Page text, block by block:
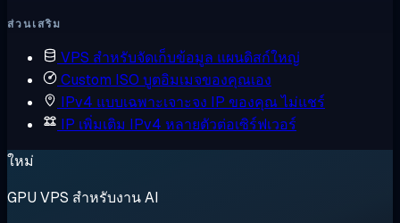
ส่วนเสริม
VPS สำหรับจัดเก็บข้อมูล แผนดิสก์ใหญ่
Custom ISO บูตอิมเมจของคุณเอง
IPv4 แบบเฉพาะเจาะจง IP ของคุณ ไม่แชร์
IP เพิ่มเติม IPv4 หลายตัวต่อเซิร์ฟเวอร์
ใหม่
GPU VPS สำหรับงาน AI